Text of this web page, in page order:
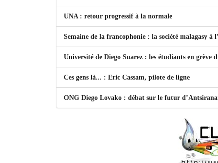
UNA : retour progressif à la normale
Semaine de la francophonie : la société malagasy à
Université de Diego Suarez : les étudiants en grève
Ces gens là... : Eric Cassam, pilote de ligne
ONG Diego Lovako : débat sur le futur